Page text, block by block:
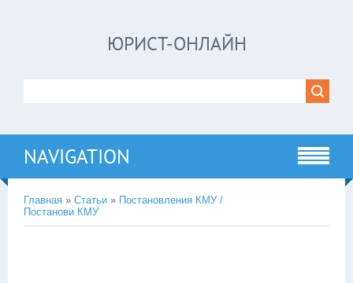
ЮРИСТ-ОНЛАЙН
NAVIGATION
Главная » Статьи » Постановления КМУ /
Постанови КМУ